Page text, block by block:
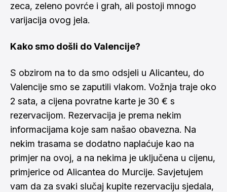
zeca, zeleno povrće i grah, ali postoji mnogo
varijacija ovog jela.
Kako smo došli do Valencije?
S obzirom na to da smo odsjeli u Alicanteu, do
Valencije smo se zaputili vlakom. Vožnja traje oko
2 sata, a cijena povratne karte je 30 € s
rezervacijom. Rezervacija je prema nekim
informacijama koje sam našao obavezna. Na
nekim trasama se dodatno naplaćuje kao na
primjer na ovoj, a na nekima je uključena u cijenu,
primjerice od Alicantea do Murcije. Savjetujem
vam da za svaki slučaj kupite rezervaciju sjedala,